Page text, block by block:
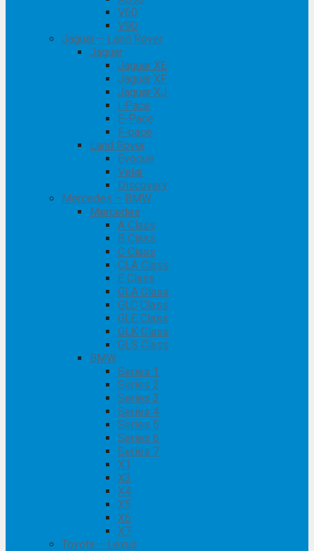
V60
V90
Jaguar – Land Rover
Jaguar
Jaguar XE
Jaguar XF
Jaguar XJ
i-Pace
E-Pace
F-pace
Land Rover
Evoque
Velar
Discovery
Mercedes – BMW
Mercedes
A Class
B Class
C Class
CLA Class
E Class
GLA Class
GLC Class
GLE Class
GLK Class
GLS Class
BMW
Series 1
Series 2
Series 3
Series 4
Series 5
Series 6
Series 7
X1
X3
X4
X5
X6
X7
Toyota – Lexus